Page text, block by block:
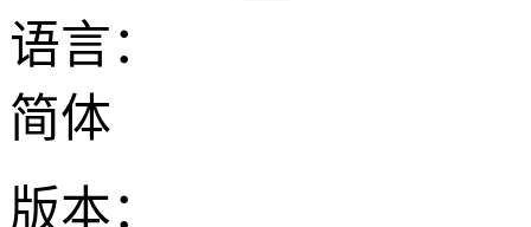
语言：
简体
版本：